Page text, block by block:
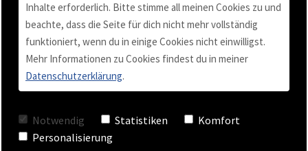
Kundenstimmen
Für Selbständige
Team Training
Keynote - Vortrag
Blog
Videos
Termin vereinbaren
VON AXEL MALUSCHKA
10. Januar 2014
Inhalte erforderlich. Bitte stimme all meinen Cookies zu und
beachte, dass die Seite für dich nicht mehr vollständig
funktioniert, wenn du in einige Cookies nicht einwilligst.
Mehr Informationen zu Cookies findest du in meiner
Datenschutzerklärung.
Notwendig Statistiken
Komfort
Personalisierung